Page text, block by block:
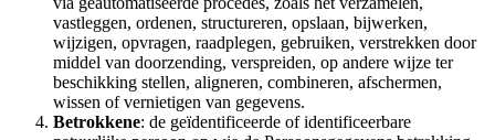
vastleggen, ordenen, structureren, opslaan, bijwerken,
wijzigen, opvragen, raadplegen, gebruiken, verstrekken door
middel van doorzending, verspreiden, op andere wijze ter
beschikking stellen, aligneren, combineren, afschermen,
wissen of vernietigen van gegevens.
Betrokkene: de geïdentificeerde of identificeerbare